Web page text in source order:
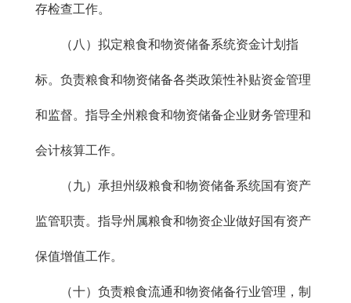
存检查工作。
（八）拟定粮食和物资储备系统资金计划指
标。负责粮食和物资储备各类政策性补贴资金管理
和监督。指导全州粮食和物资储备企业财务管理和
会计核算工作。
（九）承担州级粮食和物资储备系统国有资产
监管职责。指导州属粮食和物资企业做好国有资产
保值增值工作。
（十）负责粮食流通和物资储备行业管理，制